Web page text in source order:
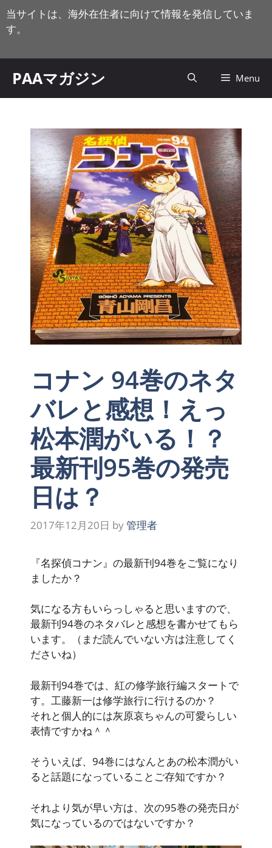
コ
ン
テ
ス
当サイトは、海外在住者に向けて情報を発信していま
す。
PAAマガジン Menu
コナン 94巻のネタ
バレと感想！えっ
松本潤がいる！？
最新刊95巻の発売
日は？
2017年12月20日 by管理者
『名探偵コナン』の最新刊94巻をご覧になり
ましたか？
気になる方もいらっしゃると思いますので、
最新刊94巻のネタバレと感想を書かせてもら
います。（まだ読んでいない方は注意してく
ださいね）
最新刊94巻では、紅の修学旅行編スタートで
す。工藤新一は修学旅行に行けるのか？
それと個人的には灰原哀ちゃんの可愛らしい
表情ですかね＾＾
そういえば、94巻にはなんとあの松本潤がい
ると話題になっていることご存知ですか？
それより気が早い方は、次の95巻の発売日が
気になっているのではないですか？